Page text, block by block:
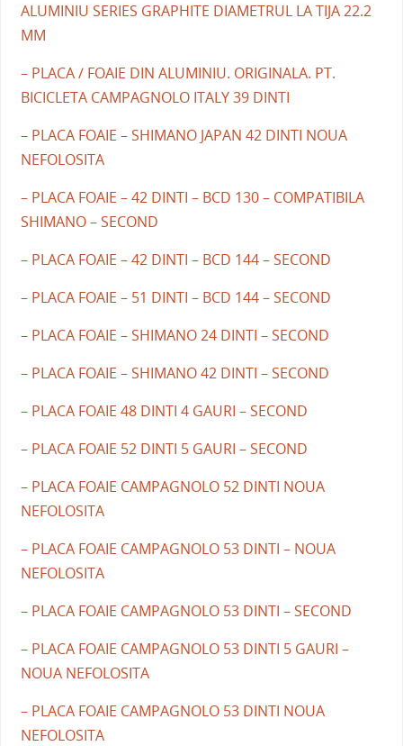
ALUMINIU SERIES GRAPHITE DIAMETRUL LA TIJA 22.2
MM
– PLACA / FOAIE DIN ALUMINIU. ORIGINALA. PT.
BICICLETA CAMPAGNOLO ITALY 39 DINTI
– PLACA FOAIE – SHIMANO JAPAN 42 DINTI NOUA
NEFOLOSITA
– PLACA FOAIE – 42 DINTI – BCD 130 – COMPATIBILA
SHIMANO – SECOND
– PLACA FOAIE – 42 DINTI – BCD 144 – SECOND
– PLACA FOAIE – 51 DINTI – BCD 144 – SECOND
– PLACA FOAIE – SHIMANO 24 DINTI – SECOND
– PLACA FOAIE – SHIMANO 42 DINTI – SECOND
– PLACA FOAIE 48 DINTI 4 GAURI – SECOND
– PLACA FOAIE 52 DINTI 5 GAURI – SECOND
– PLACA FOAIE CAMPAGNOLO 52 DINTI NOUA
NEFOLOSITA
– PLACA FOAIE CAMPAGNOLO 53 DINTI – NOUA
NEFOLOSITA
– PLACA FOAIE CAMPAGNOLO 53 DINTI – SECOND
– PLACA FOAIE CAMPAGNOLO 53 DINTI 5 GAURI –
NOUA NEFOLOSITA
– PLACA FOAIE CAMPAGNOLO 53 DINTI NOUA
NEFOLOSITA